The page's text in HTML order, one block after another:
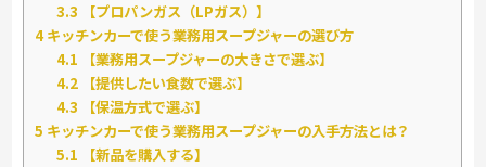
3.3 【プロパンガス（LPガス）】
4キッチンカーで使う業務用スープジャーの選び方
4.1 【業務用スープジャーの大きさで選ぶ】
4.2 【提供したい食数で選ぶ】
4.3 【保温方式で選ぶ】
5 キッチンカーで使う業務用スープジャーの入手方法とは？
5.1 【新品を購入する】